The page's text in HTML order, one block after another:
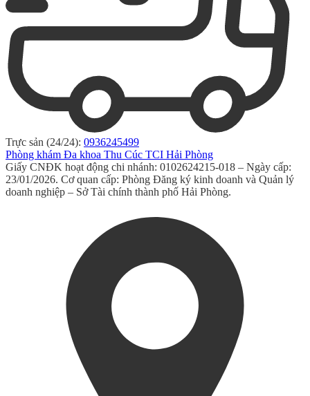
Trực sản (24/24): 0936245499
Phòng khám Đa khoa Thu Cúc TCI Hải Phòng
Giấy CNĐK hoạt động chi nhánh: 0102624215-018 – Ngày cấp:
23/01/2026. Cơ quan cấp: Phòng Đăng ký kinh doanh và Quản lý
doanh nghiệp – Sở Tài chính thành phố Hải Phòng.